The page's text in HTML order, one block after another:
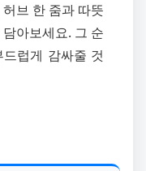
브 한 줌과 따뜻
아보세요. 그 순
럽게 감싸줄 것